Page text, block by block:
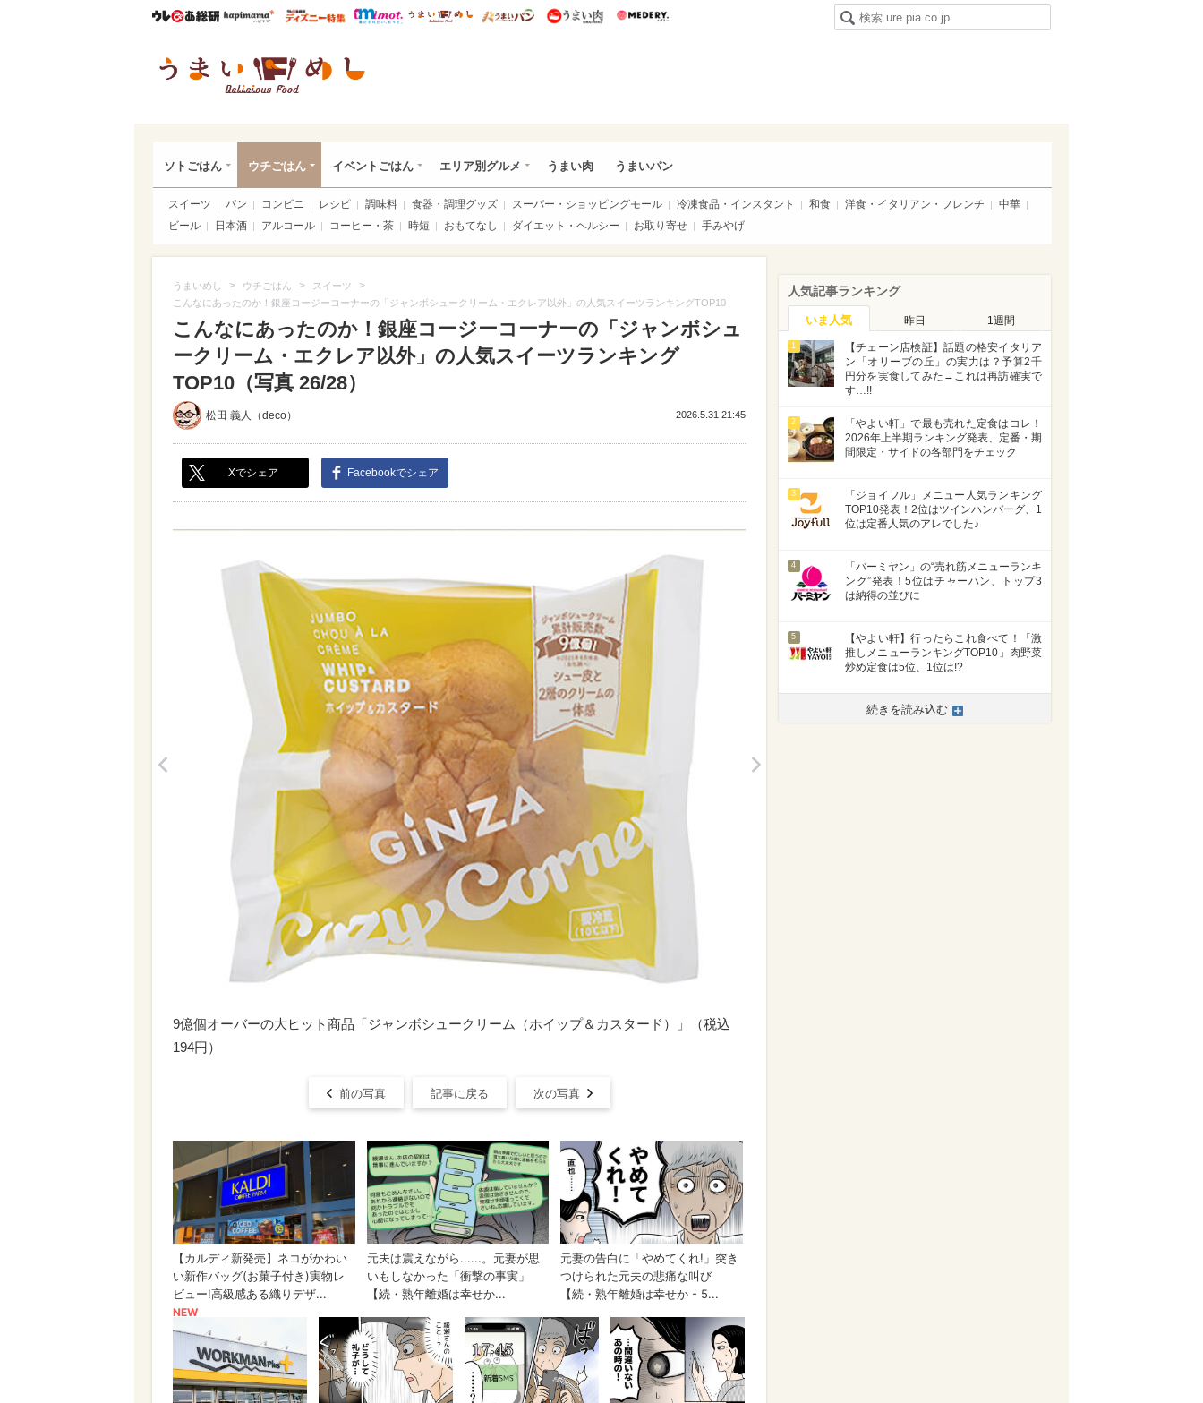
ウレぴあ総研ハピママ* ウレぴあ総研 ディズニー特集
mimot. うまいめし うまいパン うまい肉
ソトごはん ウチごはん イベントごはん エリア別グルメ うまい肉 うまいパン
スイーツ パン コンビニ レシピ 調味料 食器・調理グッズ スーパー・ショッピングモール 冷凍食品・インスタント 和食 洋食・イタリアン・フレンチ
中華
ビール
日本酒 アルコール コーヒー・茶 時短 おもてなし ダイエット・ヘルシー お取り寄せ 手みやげ
うまいめし > ウチごはん > スイーツ >
こんなにあったのか！銀座コージーコーナーの「ジャンボシュークリーム・エクレア以外」の人気スイーツランキングTOP10
こんなにあったのか！銀座コージーコーナーの「ジャンボシュ
ークリーム・エクレア以外」の人気スイーツランキング
TOP10（写真 26/28）
松田 義人（deco） 2026.5.31 21:45
Xでシェア Facebookでシェア
9億個オーバーの大ヒット商品「ジャンボシュークリーム（ホイップ＆カスタード）」（税込
194円）
前の写真 記事に戻る 次の写真
人気記事ランキング
いま人気 昨日 1週間
1
【チェーン店検証】話題の格安イタリア
ン「オリーブの丘」の実力は？予算2千
円分を実食してみた→これは再訪確実で
す…!!
2
「やよい軒」で最も売れた定食はコレ！
2026年上半期ランキング発表、定番・期
間限定・サイドの各部門をチェック
3
「ジョイフル」メニュー人気ランキング
TOP10発表！2位はツインハンバーグ、1
位は定番人気のアレでした♪
4
「バーミヤン」の“売れ筋メニューランキ
ング”発表！5位はチャーハン、トップ3
は納得の並びに
5
【やよい軒】行ったらこれ食べて！「激
推しメニューランキングTOP10」肉野菜
炒め定食は5位、1位は!?
続きを読み込む